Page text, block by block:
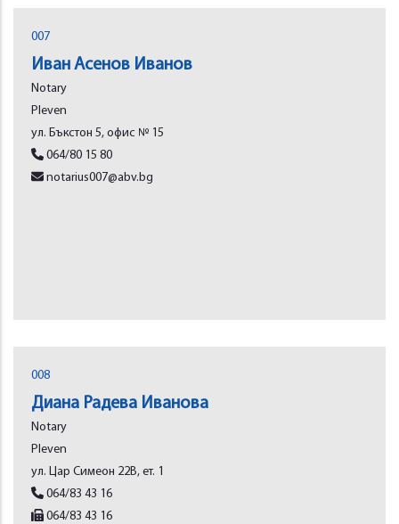
007
Иван Асенов Иванов
Notary
Plеvеn
ул. Бъкстон 5, офис № 15
064/80 15 80
notarius007@abv.bg
008
Диана Радева Иванова
Notary
Plеvеn
ул. Цар Симеон 22В, ет. 1
064/83 43 16
064/83 43 16